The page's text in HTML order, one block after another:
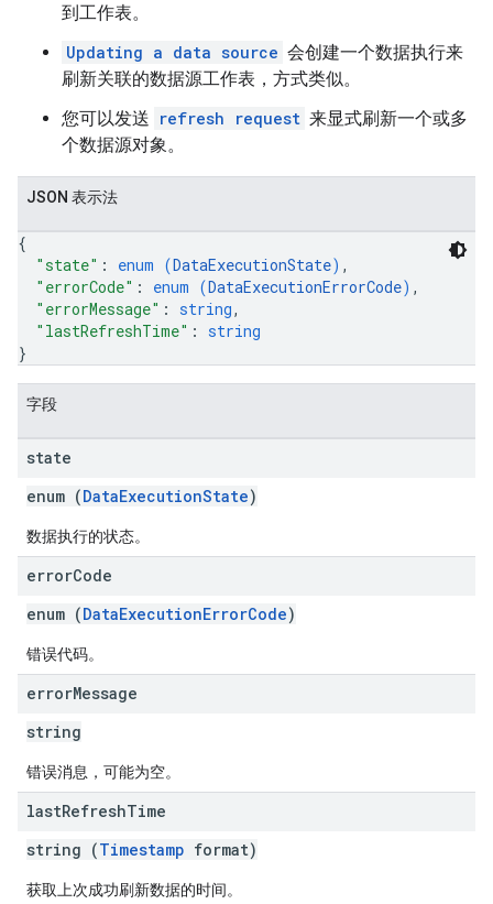
到工作表。
Updating a data source 会创建一个数据执行来
刷新关联的数据源工作表，方式类似。
您可以发送 refresh request 来显式刷新一个或多
个数据源对象。
JSON 表示法
{
"state" : enum (DataExecutionState) ,
"errorCode" : enum (DataExecutionErrorCode) ,
"errorMessage" : string,
"lastRefreshTime" : string
}
字段
state
enum (DataExecutionState)
数据执行的状态。
errorCode
enum (DataExecutionErrorCode)
错误代码。
errorMessage
string
错误消息，可能为空。
lastRefreshTime
string (Timestamp format)
获取上次成功刷新数据的时间。